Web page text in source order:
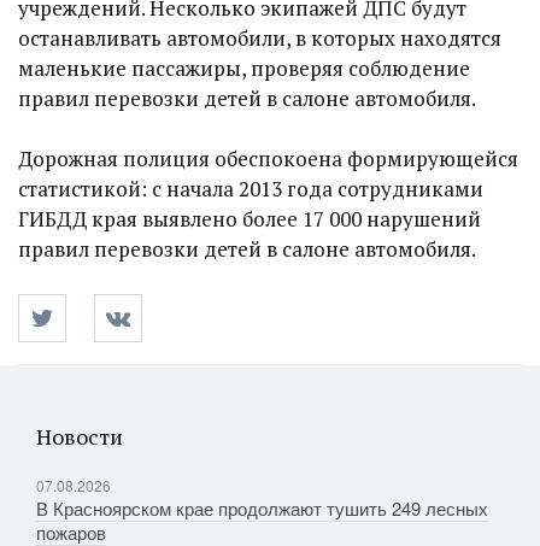
учреждений. Несколько экипажей ДПС будут
останавливать автомобили, в которых находятся
маленькие пассажиры, проверяя соблюдение
правил перевозки детей в салоне автомобиля.
Дорожная полиция обеспокоена формирующейся
статистикой: с начала 2013 года сотрудниками
ГИБДД края выявлено более 17 000 нарушений
правил перевозки детей в салоне автомобиля.
Новости
07.08.2026
В Красноярском крае продолжают тушить 249 лесных
пожаров